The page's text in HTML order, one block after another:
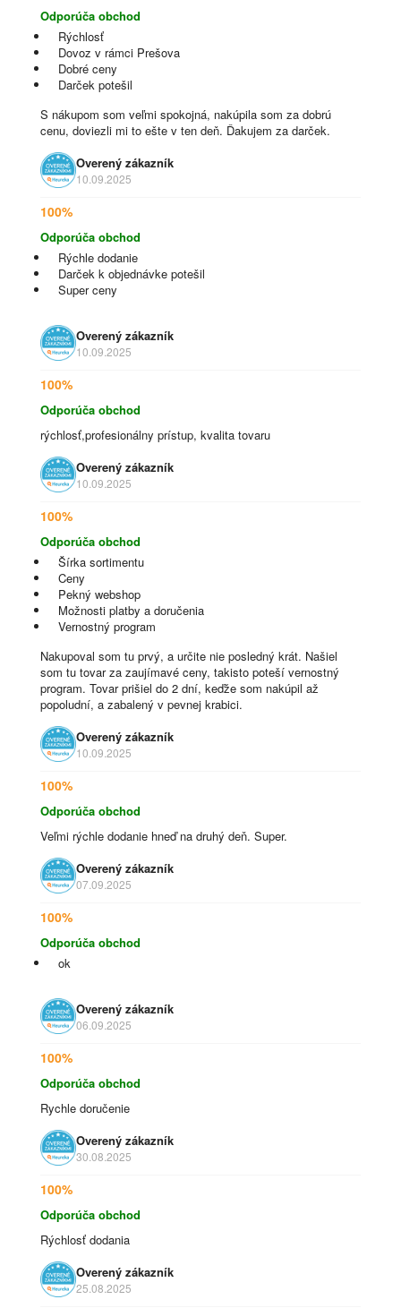
Odporúča obchod
Rýchlosť
Dovoz v rámci Prešova
Dobré ceny
Darček potešil
S nákupom som veľmi spokojná, nakúpila som za dobrú
cenu, doviezli mi to ešte v ten deň. Ďakujem za darček.
Overený zákazník
10.09.2025
100%
Odporúča obchod
Rýchle dodanie
Darček k objednávke potešil
Super ceny
Overený zákazník
10.09.2025
100%
Odporúča obchod
rýchlosť,profesionálny prístup, kvalita tovaru
Overený zákazník
10.09.2025
100%
Odporúča obchod
Šírka sortimentu
Ceny
Pekný webshop
Možnosti platby a doručenia
Vernostný program
Nakupoval som tu prvý, a určite nie posledný krát. Našiel
som tu tovar za zaujímavé ceny, takisto poteší vernostný
program. Tovar prišiel do 2 dní, keďže som nakúpil až
popoludní, a zabalený v pevnej krabici.
Overený zákazník
10.09.2025
100%
Odporúča obchod
Veľmi rýchle dodanie hneď na druhý deň. Super.
Overený zákazník
07.09.2025
100%
Odporúča obchod
ok
Overený zákazník
06.09.2025
100%
Odporúča obchod
Rychle doručenie
Overený zákazník
30.08.2025
100%
Odporúča obchod
Rýchlosť dodania
Overený zákazník
25.08.2025